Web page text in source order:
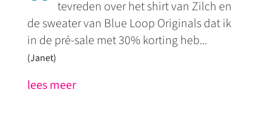
tevreden over het shirt van Zilch en
de sweater van Blue Loop Originals dat ik
in de pré-sale met 30% korting heb...
(Janet)
lees meer